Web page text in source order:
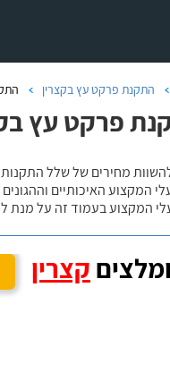
התקנת פרקט עץ בקצרין
פרקט עץ
מחירים של שלל
המקצוע האיכותיים
המקצוע בעמוד זה על
קצרין